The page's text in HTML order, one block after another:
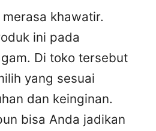
khawatir.
ini pada
Di toko tersebut
yang sesuai
dan keinginan.
bisa Anda jadikan